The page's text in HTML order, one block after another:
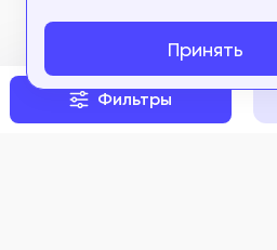
Фильтры
Принять